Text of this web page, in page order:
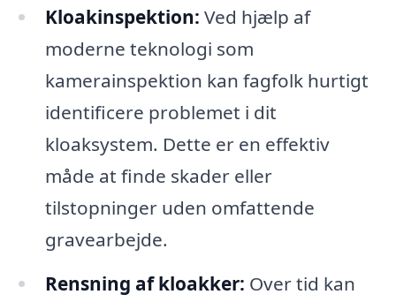
Kloakinspektion: Ved hjælp af
moderne teknologi som
kamerainspektion kan fagfolk hurtigt
identificere problemet i dit
kloaksystem. Dette er en effektiv
måde at finde skader eller
tilstopninger uden omfattende
gravearbejde.
Rensning af kloakker: Over tid kan